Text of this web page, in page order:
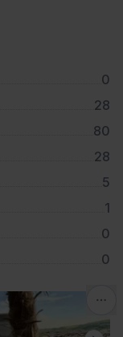
0
28
80
28
5
1
0
0